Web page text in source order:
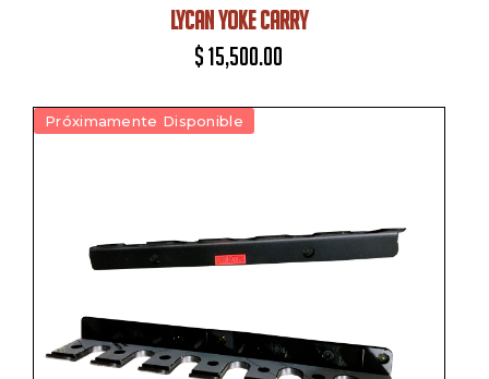
LYCAN YOKE CARRY
$ 15,500.00
Próximamente Disponible